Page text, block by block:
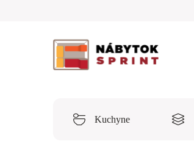
Kuchyne